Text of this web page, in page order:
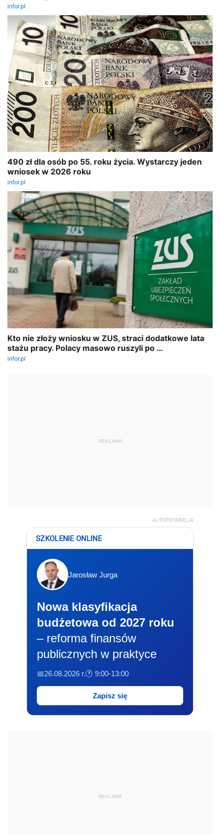
REKLAMA
AUTOPROMOCJA
SZKOLENIE ONLINE
Jarosław Jurga
Nowa klasyfikacja
budżetowa od 2027 roku
– reforma finansów
publicznych w praktyce
📅26.08.2026 r.🕐 9:00-13:00
Zapisz się
REKLAMA